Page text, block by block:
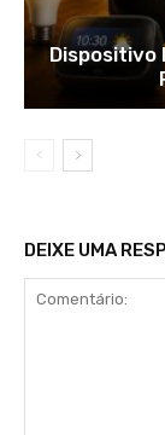
Dispositivo
DEIXE UMA